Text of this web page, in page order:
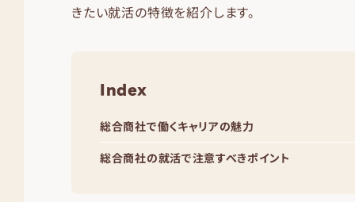
きたい就活の特徴を紹介します。
Index
総合商社で働くキャリアの魅力
総合商社の就活で注意すべきポイント